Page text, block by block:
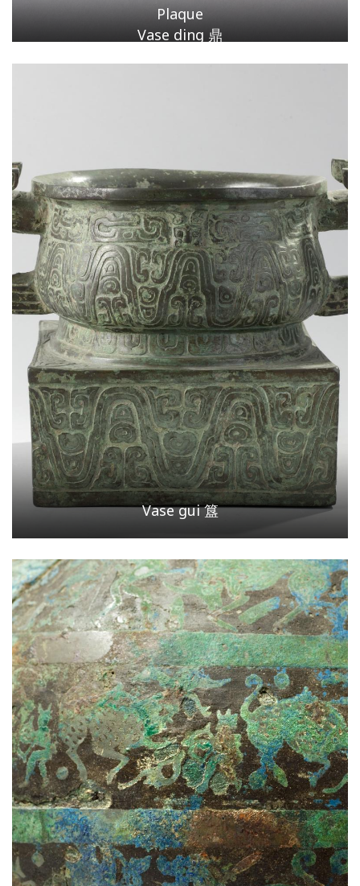
Plaque
Vase ding 鼎
Vase gui 簋